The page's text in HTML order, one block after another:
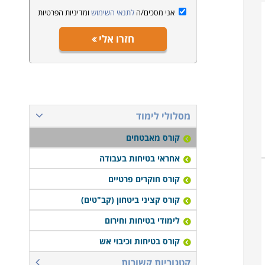
אני מסכים/הלתנאי השימוש ומדיניות הפרטיות
חזרו אלי
מסלולי לימוד
קורס מאבטחים
אחראי בטיחות בעבודה
קורס חוקרים פרטיים
קורס קציני ביטחון (קב"טים)
לימודי בטיחות וחירום
קורס בטיחות וכיבוי אש